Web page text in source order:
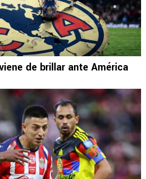
de brillar ante América